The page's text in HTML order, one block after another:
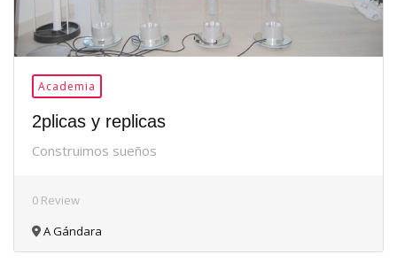
Academia
2plicas y replicas
Construimos sueños
0 Review
A Gándara